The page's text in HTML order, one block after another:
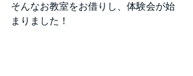
そんなお教室をお借りし、体験会が始
まりました！